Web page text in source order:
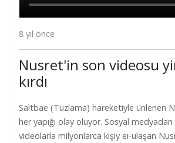
8 yıl önce
Nusret'in son videosu
kırdı
Saltbae (Tuzlama) hareketiyle ünlenen
her yapığı olay oluyor. Sosyal medyadan
videolarla milyonlarca kişiy eı-ulaşan